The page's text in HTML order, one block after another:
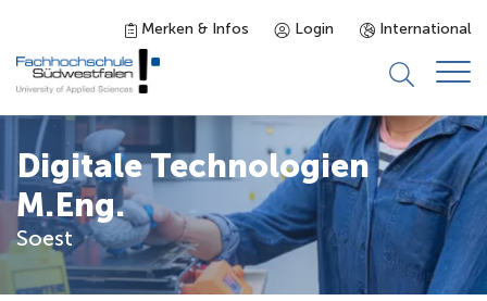
Merken & Infos Login International
Studieninteressierte
Studienangebot
Studierende
Digitale Technologien
M.Eng.
Soest